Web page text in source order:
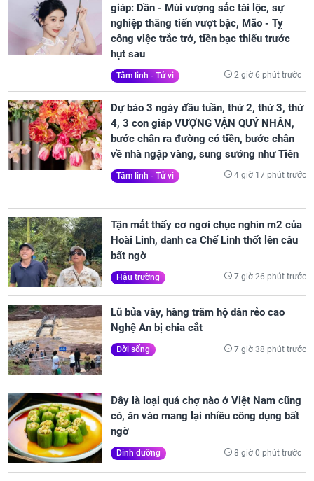
giáp: Dần - Mùi vượng sắc tài lộc, sự
nghiệp thăng tiến vượt bậc, Mão - Tỵ
công việc trắc trở, tiền bạc thiếu trước
hụt sau
Tâm linh - Tử vi 2 giờ 6 phút trước
Dự báo 3 ngày đầu tuần, thứ 2, thứ 3, thứ
4, 3 con giáp VƯỢNG VẬN QUÝ NHÂN,
bước chân ra đường có tiền, bước chân
về nhà ngập vàng, sung sướng như Tiên
Tâm linh - Tử vi 4 giờ 17 phút trước
Tận mắt thấy cơ ngơi chục nghìn m2 của
Hoài Linh, danh ca Chế Linh thốt lên câu
bất ngờ
Hậu trường 7 giờ 26 phút trước
Lũ bủa vây, hàng trăm hộ dân rẻo cao
Nghệ An bị chia cắt
Đời sống 7 giờ 38 phút trước
Đây là loại quả chợ nào ở Việt Nam cũng
có, ăn vào mang lại nhiều công dụng bất
ngờ
Dinh dưỡng 8 giờ 0 phút trước